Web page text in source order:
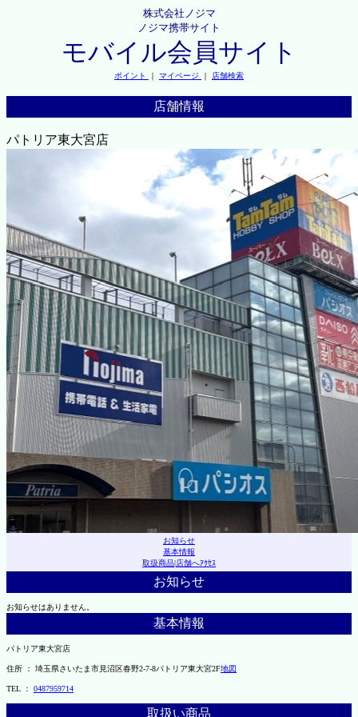
株式会社ノジマ
ノジマ携帯サイト
モバイル会員サイト
ポイント ｜ マイページ ｜ 店舗検索
店舗情報
パトリア東大宮店
お知らせ
基本情報
取扱商品|店舗へｱｸｾｽ
お知らせ
お知らせはありません。
基本情報
パトリア東大宮店
住所 ： 埼玉県さいたま市見沼区春野2-7-8パトリア東大宮2F地図
TEL ： 0487959714
取扱い商品